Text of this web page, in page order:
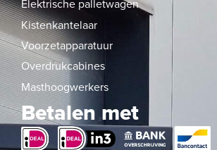
Elektrische palletwagen
Kistenkantelaar
Voorzetapparatuur
Overdrukcabines
Masthoogwerkers
Betalen met